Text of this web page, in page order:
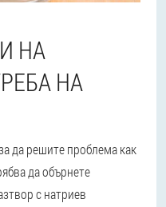
НА
НА
да решите проблема как
да обърнете
с натриев